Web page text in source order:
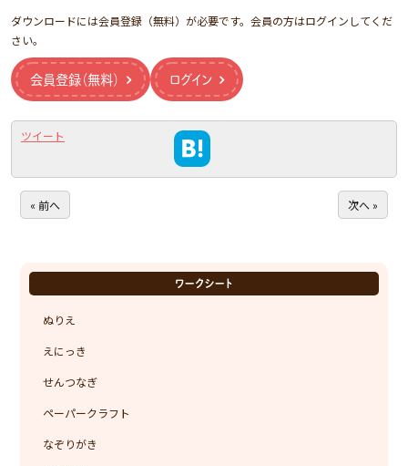
ダウンロードには会員登録（無料）が必要です。会員の方はログインしてくだ
さい。
会員登録（無料） ログイン
ツイート
« 前へ 次へ »
ワークシート
ぬりえ
えにっき
せんつなぎ
ペーパークラフト
なぞりがき